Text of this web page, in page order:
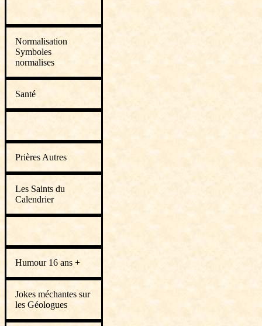
Normalisation
Symboles
normalises
Santé
Prières Autres
Les Saints du
Calendrier
Humour 16 ans +
Jokes méchantes sur
les Géologues